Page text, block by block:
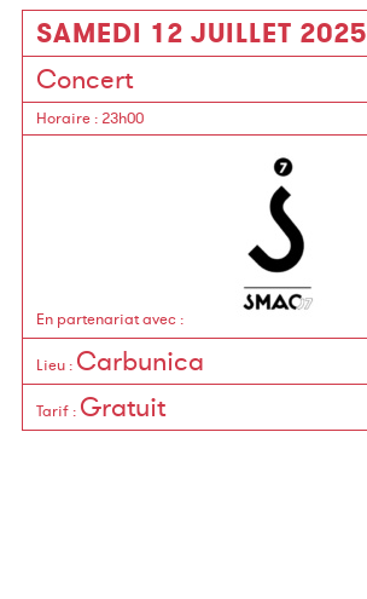
SAMEDI 12 JUILLET 2025
Concert
Horaire : 23h00
En partenariat avec :
Lieu : Carbunica
Tarif : Gratuit